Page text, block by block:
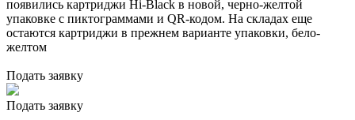
появились картриджи Hi-Black в новой, черно-желтой
упаковке с пиктограммами и QR-кодом. На складах еще
остаются картриджи в прежнем варианте упаковки, бело-
желтом
Подать заявку
Подать заявку